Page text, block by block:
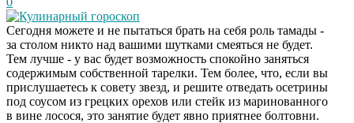
Кулинарный гороскоп
Сегодня можете и не пытаться брать на себя роль тамады -
за столом никто над вашими шутками смеяться не будет.
Тем лучше - у вас будет возможность спокойно заняться
содержимым собственной тарелки. Тем более, что, если вы
прислушаетесь к совету звезд, и решите отведать осетрины
под соусом из грецких орехов или стейк из маринованного
в вине лосося, это занятие будет явно приятнее болтовни.